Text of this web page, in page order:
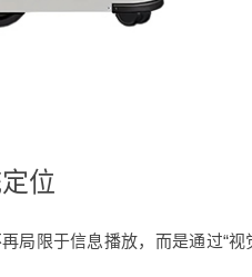
位
局限于信息播放，而是通过“